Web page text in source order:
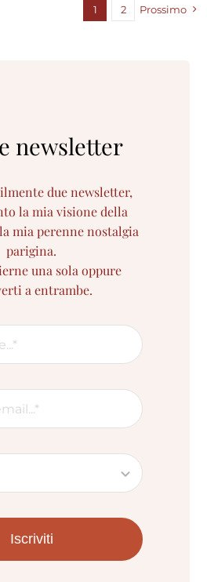
1 2 Prossimo
newsletter
due newsletter,
la mia visione della
mia perenne nostalgia
parigina.
una sola oppure
a entrambe.
Iscriviti